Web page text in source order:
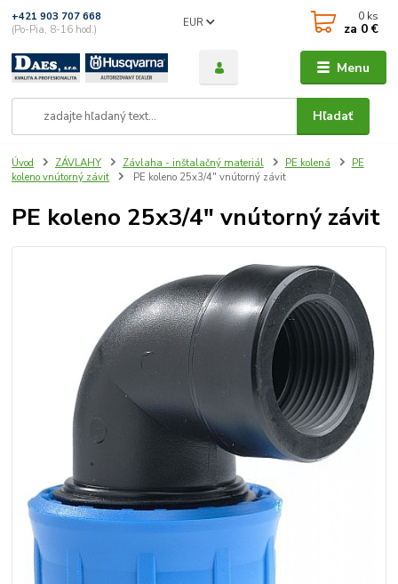
Menu
EUR
Hľadať
+421 903 707 668
(Po-Pia, 8-16 hod.)
0 ks
za 0 €
Úvod ZÁVLAHY Závlaha - inštalačný materiál PE kolená
PE
koleno vnútorný závit
PE koleno 25x3/4" vnútorný závit
PE koleno 25x3/4" vnútorný závit